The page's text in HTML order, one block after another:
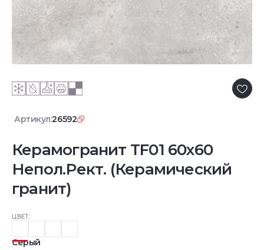
Артикул:26592
Керамогранит TF01 60x60
Непол.Рект. (Керамический
гранит)
ЦВЕТ:
Серый